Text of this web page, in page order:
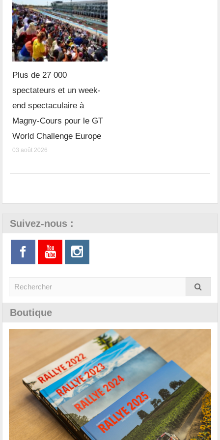
Plus de 27 000
spectateurs et un week-
end spectaculaire à
Magny-Cours pour le GT
World Challenge Europe
03 août 2026
Suivez-nous :
Boutique